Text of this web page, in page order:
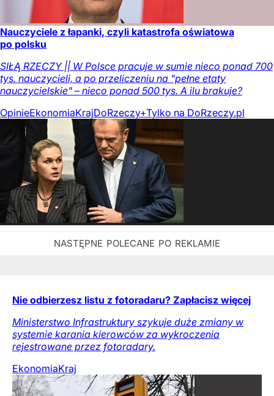
Nauczyciele z łapanki, czyli katastrofa oświatowa
po polsku
SIŁĄ RZECZY || W Polsce pracuje w sumie nieco ponad 700
tys. nauczycieli, a po przeliczeniu na "pełne etaty
nauczycielskie" – nieco ponad 500 tys. A ilu brakuje?
OpinieEkonomiaKrajDoRzeczy+Tylko na DoRzeczy.pl
Nie odbierzesz listu z fotoradaru? Zapłacisz więcej
Ministerstwo Infrastruktury szykuje duże zmiany w
systemie karania kierowców za wykroczenia
rejestrowane przez fotoradary.
EkonomiaKraj